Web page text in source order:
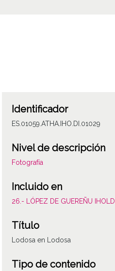
Identificador
ES.01059.ATHA.IHO.DI.01029
Nivel de descripción
Fotografía
Incluido en
26.- LÓPEZ DE GUEREÑU IHOLDI
Título
Lodosa en Lodosa
Tipo de contenido